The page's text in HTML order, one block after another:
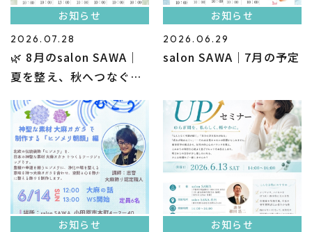
お知らせ
2026.07.28
🌿 8月のsalon SAWA｜
夏を整え、秋へつなぐ養
生月間
お知らせ
2026.06.29
salon SAWA｜7月の予定
お知らせ お知らせ